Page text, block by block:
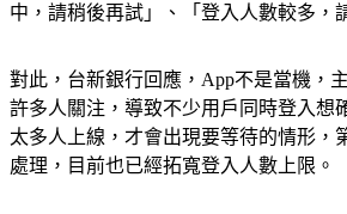
中，請稍後再試」、「登入人數較多，
對此，台新銀行回應，App不是當機，
許多人關注，導致不少用戶同時登入想
太多人上線，才會出現要等待的情形，
處理，目前也已經拓寬登入人數上限。